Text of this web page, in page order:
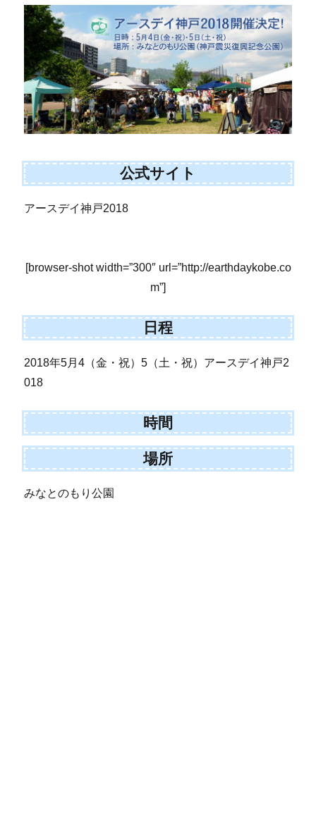
公式サイト
アースデイ神戸2018
[browser-shot width=”300″ url=”http://earthdaykobe.co
m”]
日程
2018年5月4（金・祝）5（土・祝）アースデイ神戸2
018
時間
場所
みなとのもり公園